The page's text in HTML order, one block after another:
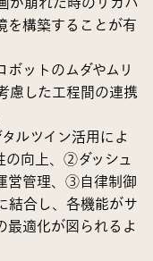
を構築することが有
ットのムダやムリ
慮した工程間の連携
ルツイン活用によ
の向上、②ダッシュ
営管理、③自律制御
結合し、各機能がサ
最適化が図られるよ